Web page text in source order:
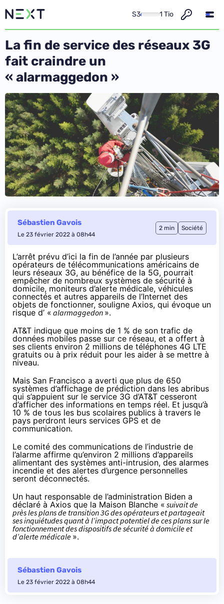
S3 1 Tio
La fin de service des réseaux 3G
fait craindre un
« alarmaggedon »
Sébastien Gavois
Le 23 février 2022 à 08h44
2 min Société
L’arrêt prévu d’ici la fin de l’année par plusieurs
opérateurs de télécommunications américains de
leurs réseaux 3G, au bénéfice de la 5G, pourrait
empêcher de nombreux systèmes de sécurité à
domicile, moniteurs d’alerte médicale, véhicules
connectés et autres appareils de l’Internet des
objets de fonctionner, souligne Axios, qui évoque un
risque d’ « alarmaggedon ».
AT&T indique que moins de 1 % de son trafic de
données mobiles passe sur ce réseau, et a offert à
ses clients environ 2 millions de téléphones 4G LTE
gratuits ou à prix réduit pour les aider à se mettre à
niveau.
Mais San Francisco a averti que plus de 650
systèmes d’affichage de prédiction dans les abribus
qui s’appuient sur le service 3G d’AT&T cesseront
d’afficher des informations en temps réel. Et jusqu’à
10 % de tous les bus scolaires publics à travers le
pays perdront leurs services GPS et de
communication.
Le comité des communications de l’industrie de
l’alarme affirme qu’environ 2 millions d’appareils
alimentant des systèmes anti-intrusion, des alarmes
incendie et des alertes d’urgence personnelles
seront déconnectés.
Un haut responsable de l’administration Biden a
déclaré à Axios que la Maison Blanche « suivait de
près les plans de transition 3G des opérateurs et partageait
ses inquiétudes quant à l’impact potentiel de ces plans sur le
fonctionnement des dispositifs de sécurité à domicile et
d’alerte médicale ».
Sébastien Gavois
Le 23 février 2022 à 08h44